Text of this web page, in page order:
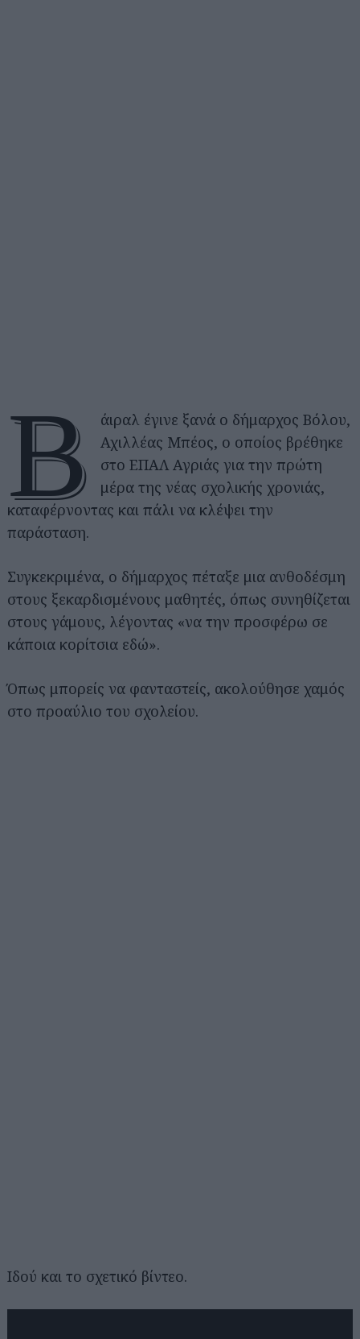
Β
άιραλ έγινε ξανά ο δήμαρχος Βόλου,
Αχιλλέας Μπέος, ο οποίος βρέθηκε
στο ΕΠΑΛ Αγριάς για την πρώτη
μέρα της νέας σχολικής χρονιάς,
καταφέρνοντας και πάλι να κλέψει την
παράσταση.
Συγκεκριμένα, ο δήμαρχος πέταξε μια ανθοδέσμη
στους ξεκαρδισμένους μαθητές, όπως συνηθίζεται
στους γάμους, λέγοντας «να την προσφέρω σε
κάποια κορίτσια εδώ».
Όπως μπορείς να φανταστείς, ακολούθησε χαμός
στο προαύλιο του σχολείου.
Ιδού και το σχετικό βίντεο.